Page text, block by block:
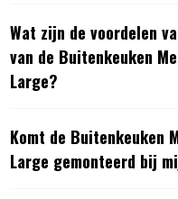
Hoogwaardig Frans
robuust.
Wind- en luchtdroog
zorgen voor
2 cm dik
Wat zijn de voordelen
van de Buitenkeuken
Large?
Komt de Buitenkeuken
Large gemonteerd bij